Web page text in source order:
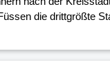
die drittgrößte